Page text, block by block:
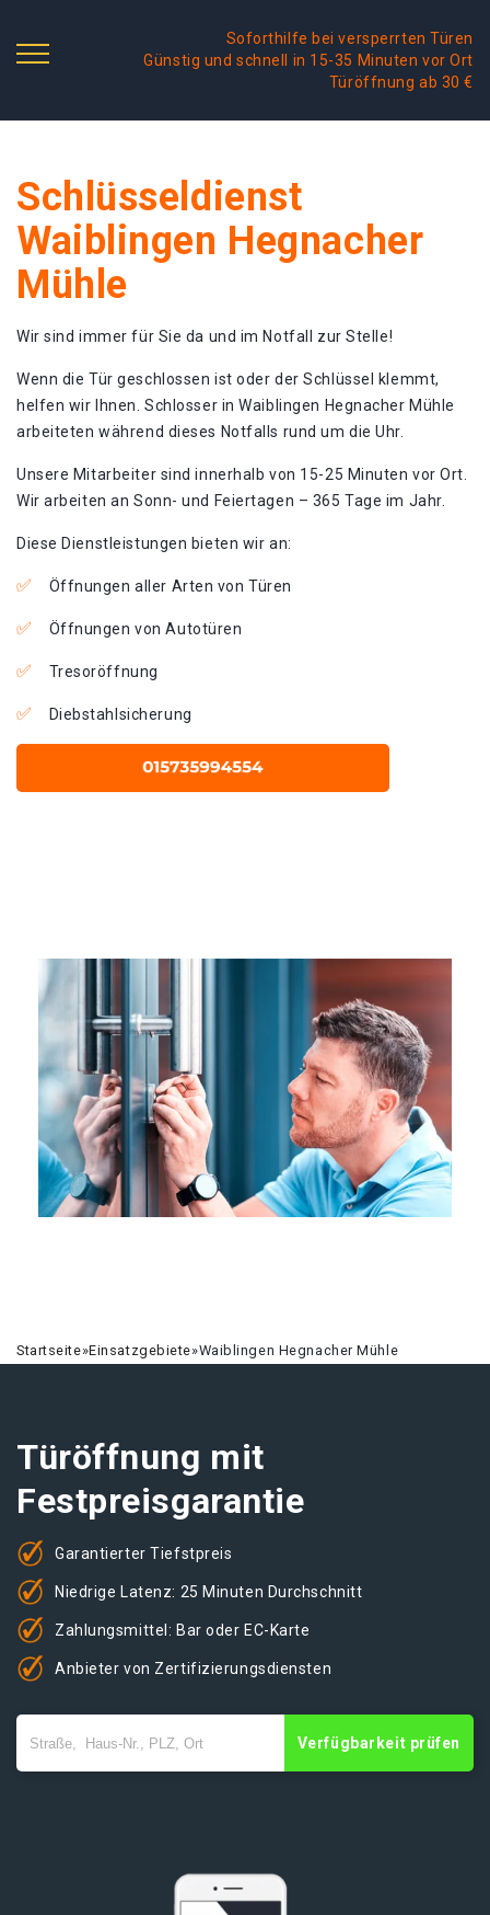
Soforthilfe bei versperrten Türen
Günstig und schnell in 15-35 Minuten vor Ort
Türöffnung ab 30 €
Schlüsseldienst
Waiblingen Hegnacher
Mühle
Wir sind immer für Sie da und im Notfall zur Stelle!
Wenn die Tür geschlossen ist oder der Schlüssel klemmt,
helfen wir Ihnen. Schlosser in Waiblingen Hegnacher Mühle
arbeiteten während dieses Notfalls rund um die Uhr.
Unsere Mitarbeiter sind innerhalb von 15-25 Minuten vor Ort.
Wir arbeiten an Sonn- und Feiertagen – 365 Tage im Jahr.
Diese Dienstleistungen bieten wir an:
Öffnungen aller Arten von Türen
Öffnungen von Autotüren
Tresoröffnung
Diebstahlsicherung
Startseite»Einsatzgebiete»Waiblingen Hegnacher Mühle
Türöffnung mit
Festpreisgarantie
Garantierter Tiefstpreis
Niedrige Latenz: 25 Minuten Durchschnitt
Zahlungsmittel: Bar oder EC-Karte
Anbieter von Zertifizierungsdiensten
Verfügbarkeit prüfen